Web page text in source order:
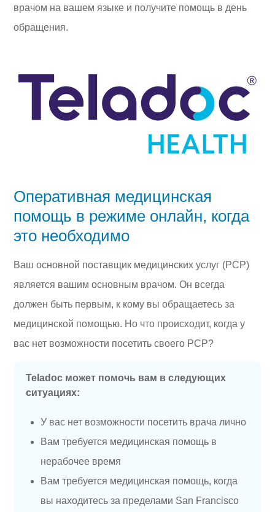
врачом на вашем языке и получите помощь в день
обращения.
Оперативная медицинская
помощь в режиме онлайн, когда
это необходимо
Ваш основной поставщик медицинских услуг (PCP)
является вашим основным врачом. Он всегда
должен быть первым, к кому вы обращаетесь за
медицинской помощью. Но что происходит, когда у
вас нет возможности посетить своего PCP?
Teladoc может помочь вам в следующих
ситуациях:
У вас нет возможности посетить врача лично
Вам требуется медицинская помощь в
нерабочее время
Вам требуется медицинская помощь, когда
вы находитесь за пределами San Francisco